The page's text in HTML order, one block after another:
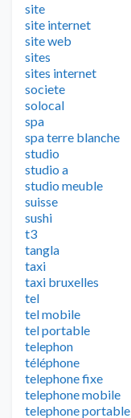
site
site internet
site web
sites
sites internet
societe
solocal
spa
spa terre blanche
studio
studio a
studio meuble
suisse
sushi
t3
tangla
taxi
taxi bruxelles
tel
tel mobile
tel portable
telephon
téléphone
telephone fixe
telephone mobile
telephone portable